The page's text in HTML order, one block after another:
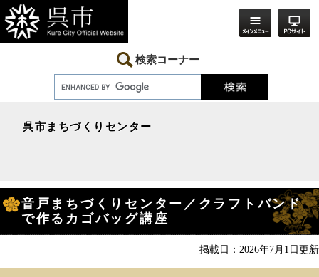
ー
ジ
の
ニ
ュ
ー
検索コーナー
呉市まちづくりセンター
文
音戸まちづくりセンター／クラフトバンド
で作るカゴバッグ講座
掲載日：2026年7月1日更新